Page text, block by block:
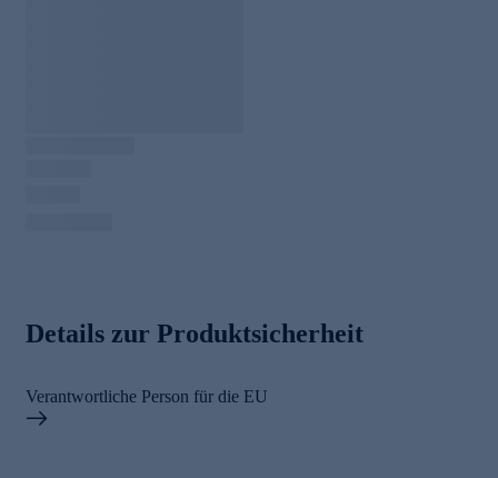
Details zur Produktsicherheit
Verantwortliche Person für die EU